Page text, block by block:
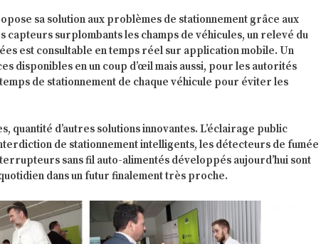
sa solution aux problèmes de stationnement grâce aux
capteurs surplombants les champs de véhicules, un relevé du
est consultable en temps réel sur application mobile. Un
disponibles en un coup d’œil mais aussi, pour les autorités
de stationnement de chaque véhicule pour éviter les
quantité d’autres solutions innovantes. L’éclairage public
de stationnement intelligents, les détecteurs de fumée
sans fil auto-alimentés développés aujourd’hui sont
dans un futur finalement très proche.